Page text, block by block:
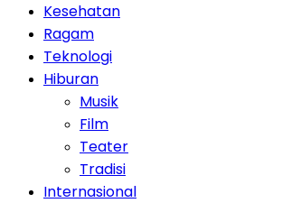
Kesehatan
Ragam
Teknologi
Hiburan
Musik
Film
Teater
Tradisi
Internasional